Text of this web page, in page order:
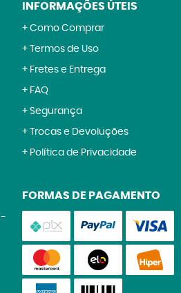
INFORMAÇÕES ÚTEIS
Como Comprar
Termos de Uso
Fretes e Entrega
FAQ
Segurança
Trocas e Devoluções
Política de Privacidade
-
FORMAS DE PAGAMENTO